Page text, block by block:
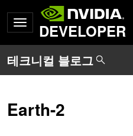
DEVELOPER
Earth-2